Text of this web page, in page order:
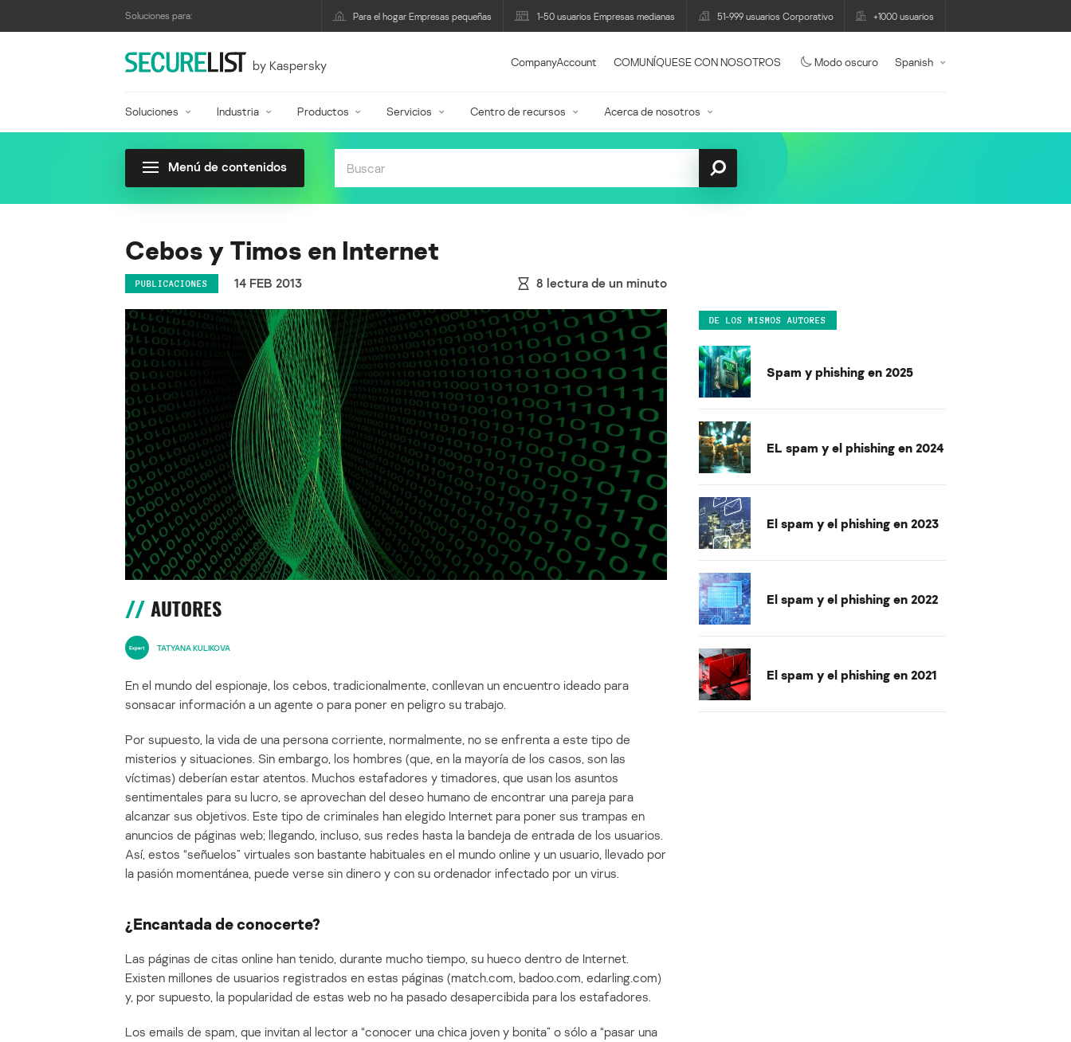
Soluciones para: Para el hogar Empresas pequeñas 1-50 usuarios Empresas medianas 51-999 usuarios Corporativo +1000 usuarios
by Kaspersky CompanyAccount COMUNÍQUESE CON NOSOTROS Modo oscuro Spanish
Soluciones Industria Productos Servicios Centro de recursos Acerca de nosotros
Menú de contenidos
Cebos y Timos en Internet
PUBLICACIONES 14 FEB 2013 8 lectura de un minuto
AUTORES
TATYANA KULIKOVA
En el mundo del espionaje, los cebos, tradicionalmente, conllevan un encuentro ideado para
sonsacar información a un agente o para poner en peligro su trabajo.
Por supuesto, la vida de una persona corriente, normalmente, no se enfrenta a este tipo de
misterios y situaciones. Sin embargo, los hombres (que, en la mayoría de los casos, son las
víctimas) deberían estar atentos. Muchos estafadores y timadores, que usan los asuntos
sentimentales para su lucro, se aprovechan del deseo humano de encontrar una pareja para
alcanzar sus objetivos. Este tipo de criminales han elegido Internet para poner sus trampas en
anuncios de páginas web; llegando, incluso, sus redes hasta la bandeja de entrada de los usuarios.
Así, estos “señuelos” virtuales son bastante habituales en el mundo online y un usuario, llevado por
la pasión momentánea, puede verse sin dinero y con su ordenador infectado por un virus.
¿Encantada de conocerte?
Las páginas de citas online han tenido, durante mucho tiempo, su hueco dentro de Internet.
Existen millones de usuarios registrados en estas páginas (match.com, badoo.com, edarling.com)
y, por supuesto, la popularidad de estas web no ha pasado desapercibida para los estafadores.
Los emails de spam, que invitan al lector a “conocer una chica joven y bonita” o sólo a “pasar una
DE LOS MISMOS AUTORES
Spam y phishing en 2025
EL spam y el phishing en 2024
El spam y el phishing en 2023
El spam y el phishing en 2022
El spam y el phishing en 2021